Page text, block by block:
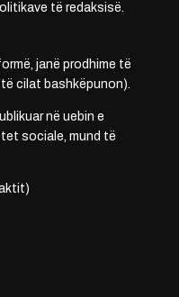
të redaksisë.
janë prodhime të
cilat bashkëpunon).
në uebin e
sociale, mund të